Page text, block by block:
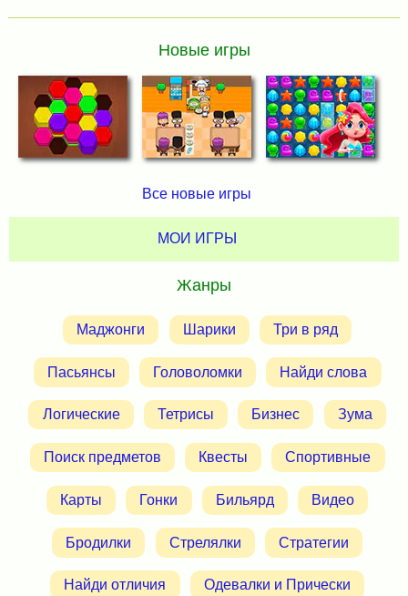
Новые игры
Все новые игры
МОИ ИГРЫ
Жанры
Маджонги Шарики Три в ряд
Пасьянсы Головоломки Найди слова
Логические Тетрисы Бизнес Зума
Поиск предметов Квесты Спортивные
Карты Гонки Бильярд Видео
Бродилки Стрелялки Стратегии
Найди отличия Одевалки и Прически